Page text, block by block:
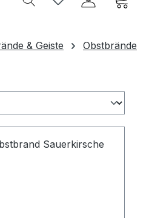
& Geiste
Obstbrände